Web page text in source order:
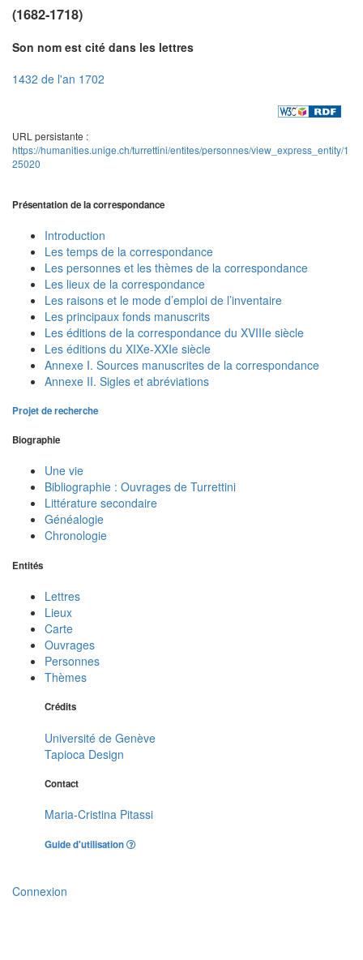
(1682-1718)
Son nom est cité dans les lettres
1432 de l'an 1702
URL persistante :
https://humanities.unige.ch/turrettini/entites/personnes/view_express_entity/1
25020
Présentation de la correspondance
Introduction
Les temps de la correspondance
Les personnes et les thèmes de la correspondance
Les lieux de la correspondance
Les raisons et le mode d’emploi de l’inventaire
Les principaux fonds manuscrits
Les éditions de la correspondance du XVIIIe siècle
Les éditions du XIXe-XXIe siècle
Annexe I. Sources manuscrites de la correspondance
Annexe II. Sigles et abréviations
Projet de recherche
Biographie
Une vie
Bibliographie : Ouvrages de Turrettini
Littérature secondaire
Généalogie
Chronologie
Entités
Lettres
Lieux
Carte
Ouvrages
Personnes
Thèmes
Crédits
Université de Genève
Tapioca Design
Contact
Maria-Cristina Pitassi
Guide d'utilisation
Connexion